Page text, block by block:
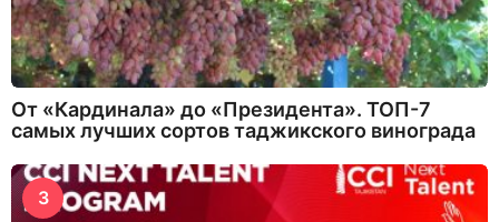
От «Кардинала» до «Президента». ТОП-7
самых лучших сортов таджикского винограда
3